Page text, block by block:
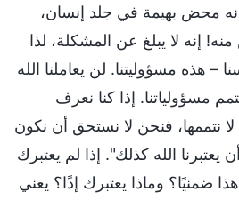
محض بهيمة في جلد إنسان،
إنه لا يبلغ عن المشكلة، لذا
– هذه مسؤوليتنا. لن يعاملنا الله
مسؤولياتنا. إذا كنا نعرف
لا نتممها، فنحن لا نستحق أن نكون
الله كذلك". إذا لم يعتبرك
هذا ضمنيًا؟ وماذا يعتبرك إذًا؟ يعني